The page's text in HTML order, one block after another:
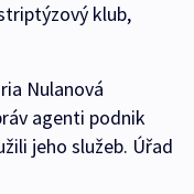
klub,
Nulanová
agenti podnik
jeho služeb. Úřad